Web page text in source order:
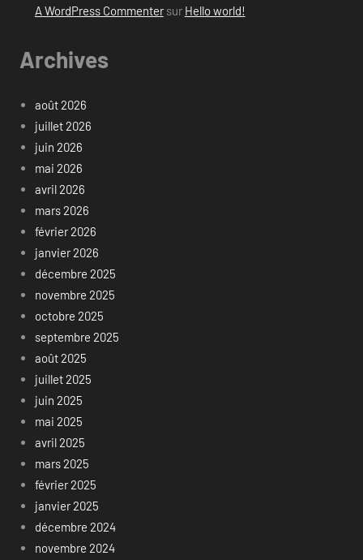
A WordPress Commentersur Hello world!
Archives
août 2026
juillet 2026
juin 2026
mai 2026
avril 2026
mars 2026
février 2026
janvier 2026
décembre 2025
novembre 2025
octobre 2025
septembre 2025
août 2025
juillet 2025
juin 2025
mai 2025
avril 2025
mars 2025
février 2025
janvier 2025
décembre 2024
novembre 2024